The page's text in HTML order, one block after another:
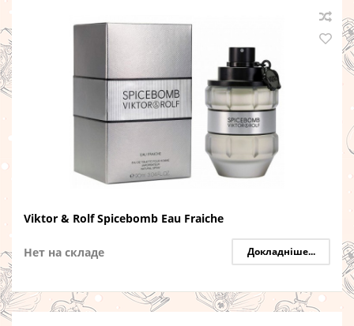
Viktor & Rolf Spicebomb Eau Fraiche
Нет на складе Докладніше...